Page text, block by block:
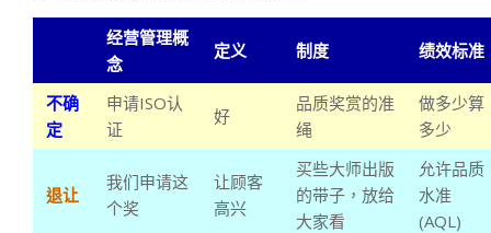
经营管理概
念
定义 制度 绩效标准
不确
定
申请ISO认
证
好
品质奖赏的准
绳
做多少算
多少
退让
我们申请这
个奖
让顾客
高兴
买些大师出版
的带子，放给
大家看
允许品质
水准
(AQL)